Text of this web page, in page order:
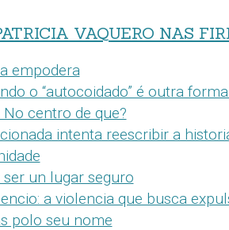
VAQUERO NAS
empodera
o “autocoidado” é outra
centro de que?
intenta reescribir a
ser un lugar seguro
a violencia que busca
polo seu nome